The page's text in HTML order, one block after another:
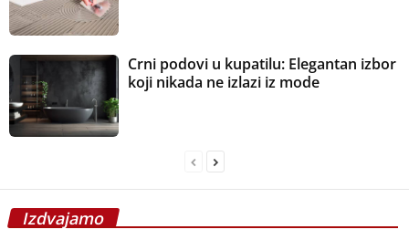
Crni podovi u kupatilu: Elegantan izbor
koji nikada ne izlazi iz mode
Izdvajamo